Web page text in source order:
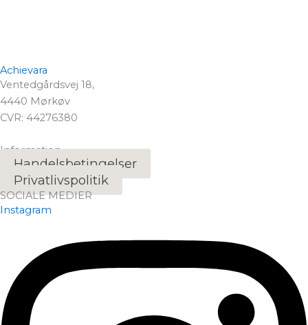
Achievara
Ventedgårdsvej 18,
4440 Mørkøv
CVR: 44276380
Information
Handelsbetingelser
Privatlivspolitik
SOCIALE MEDIER
Instagram